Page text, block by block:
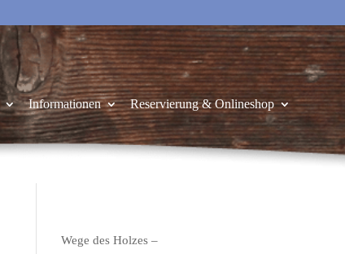
Informationen Reservierung & Onlineshop
Wege des Holzes –